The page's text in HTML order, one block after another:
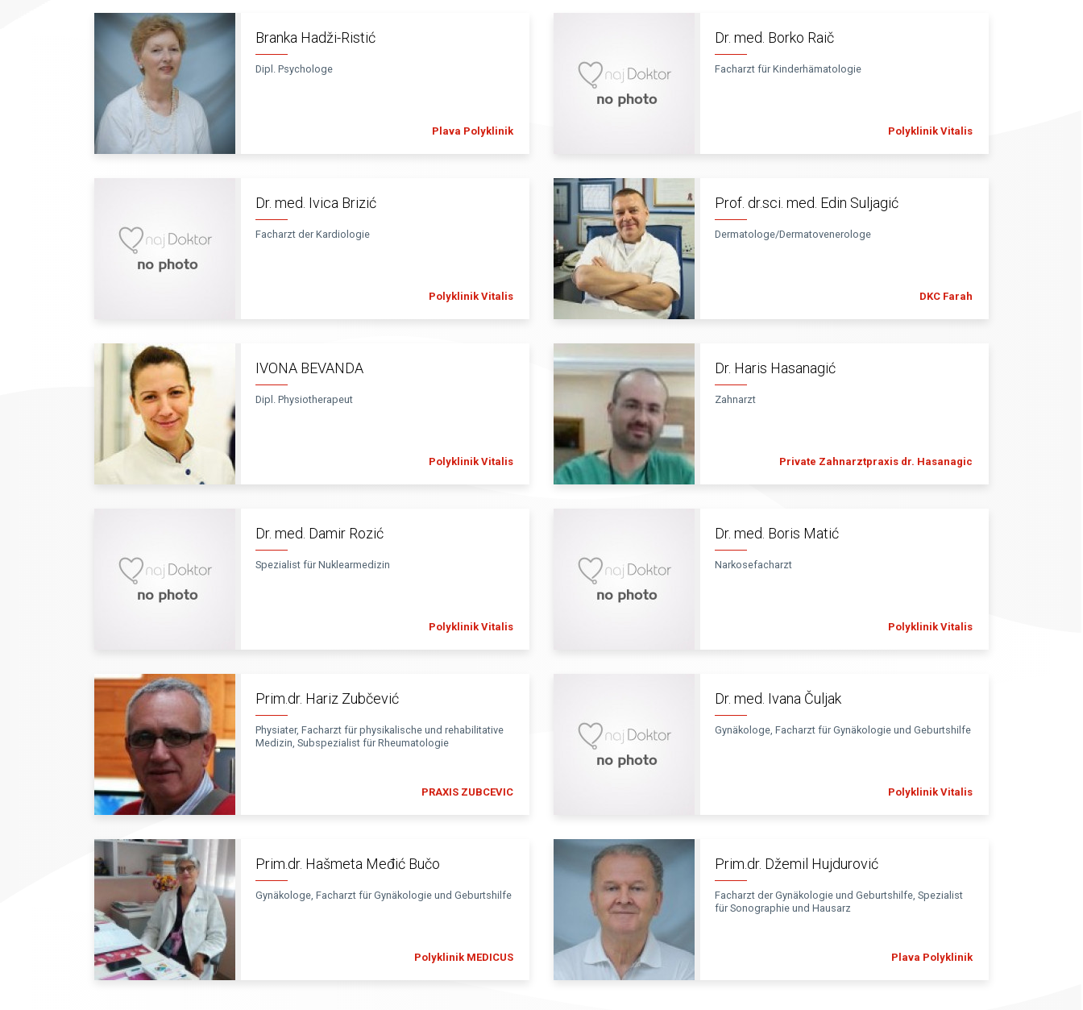
Branka Hadži-Ristić
Dipl. Psychologe
Plava Polyklinik
Dr. med. Borko Raič
Facharzt für Kinderhämatologie
Polyklinik Vitalis
Dr. med. Ivica Brizić
Facharzt der Kardiologie
Polyklinik Vitalis
Prof. dr.sci. med. Edin Suljagić
Dermatologe/Dermatovenerologe
DKC Farah
IVONA BEVANDA
Dipl. Physiotherapeut
Polyklinik Vitalis
Dr. Haris Hasanagić
Zahnarzt
Private Zahnarztpraxis dr. Hasanagic
Dr. med. Damir Rozić
Spezialist für Nuklearmedizin
Polyklinik Vitalis
Dr. med. Boris Matić
Narkosefacharzt
Polyklinik Vitalis
Prim.dr. Hariz Zubčević
Physiater, Facharzt für physikalische und rehabilitative
Medizin, Subspezialist für Rheumatologie
PRAXIS ZUBCEVIC
Dr. med. Ivana Čuljak
Gynäkologe, Facharzt für Gynäkologie und Geburtshilfe
Polyklinik Vitalis
Prim.dr. Hašmeta Međić Bučo
Gynäkologe, Facharzt für Gynäkologie und Geburtshilfe
Polyklinik MEDICUS
Prim.dr. Džemil Hujdurović
Facharzt der Gynäkologie und Geburtshilfe, Spezialist
für Sonographie und Hausarz
Plava Polyklinik